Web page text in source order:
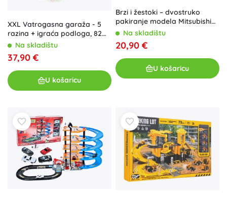
XXL Vatrogasna garaža - 5
razina + igraća podloga, 82
dijelaNa skladištu
37,90 €
U košaricu
Brzi i žestoki – dvostruko
pakiranje modela Mitsubishi
Lancer Evo IX 2006 i Nissan
Na skladištu
20,90 €
U košaricu